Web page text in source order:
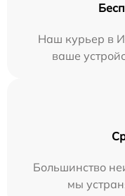
Наш курьер в
ваше
Большинство
мы